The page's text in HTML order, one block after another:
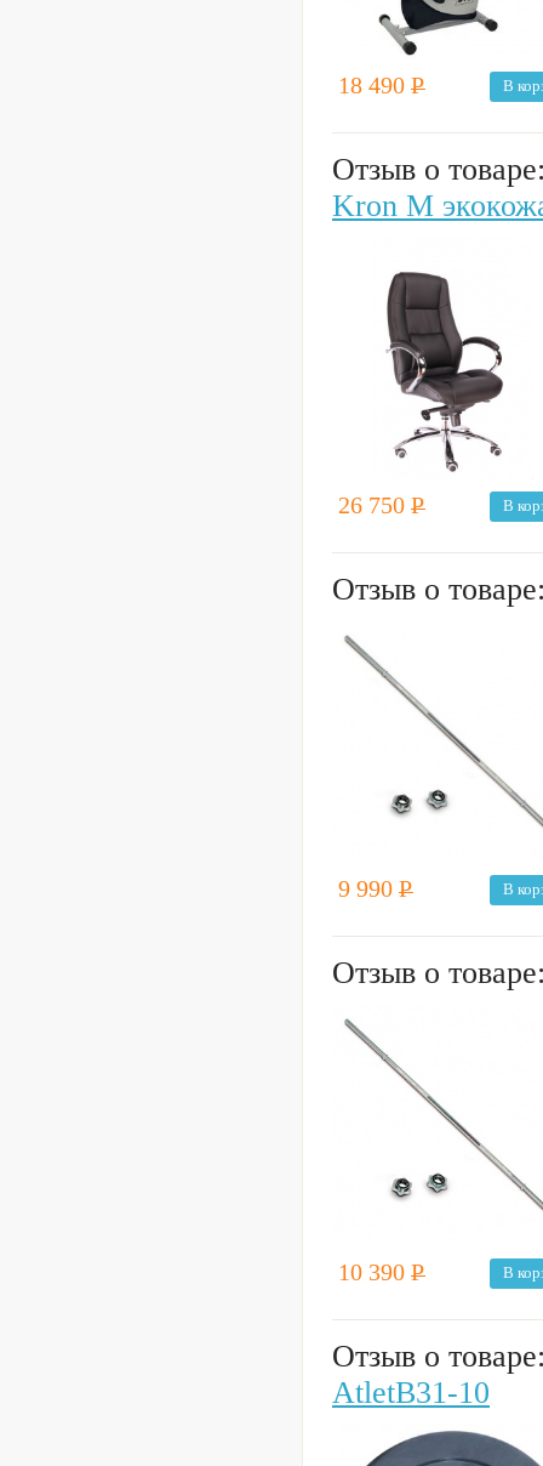
18 490 Р В
Отзыв о
Kron M
26 750 Р В
Отзыв о
9 990 Р В
Отзыв о
10 390 Р В
Отзыв о
AtletB31-10